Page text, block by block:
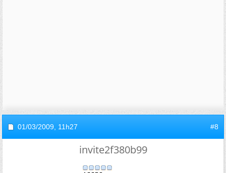
01/03/2009, 11h27 #8
invite2f380b99